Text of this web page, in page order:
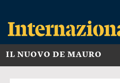
IL NUOVO DE MAURO